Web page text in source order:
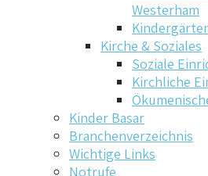
Westerham
Kirche & Soziales
Soziale
Kirchliche
Kinder Basar
Branchenverzeichnis
Wichtige Links
Notrufe